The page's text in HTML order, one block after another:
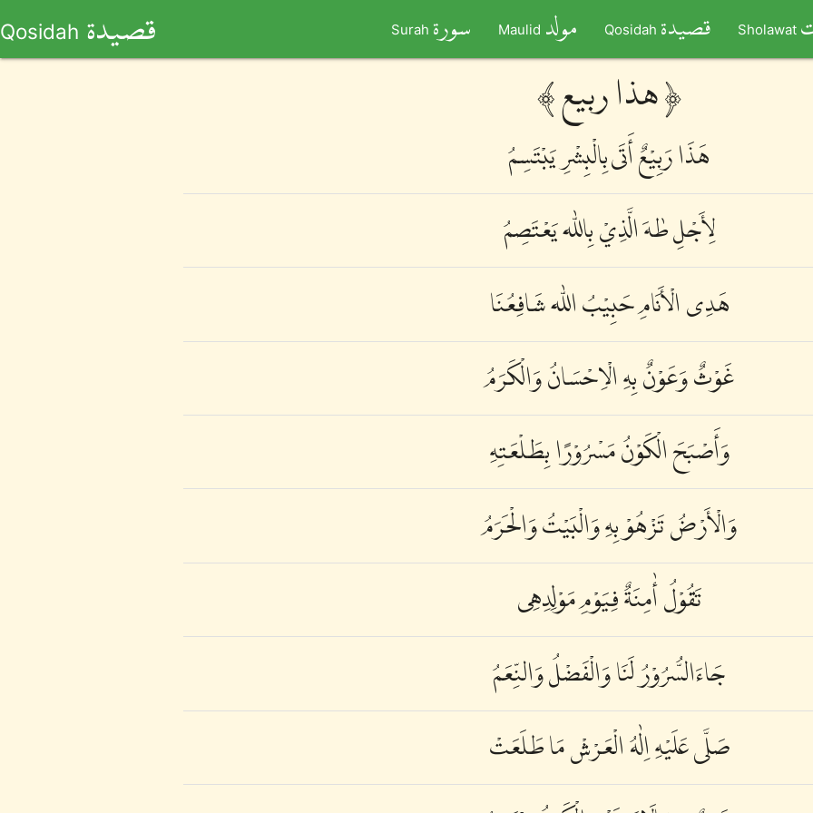
Qosidah قصيدة Surah سورة Maulid مولد Qosidah قصيدة Sholawat
﴾ هذا ربيع ﴿
هَذَا رَبِيْعٌ أَتَى بِالْبِشْرِ يَبْتَسِمُ
لِأَجْلِ طٰهَ الَّذِيْ بِاللّٰه يَعْتَصِمُ
هَدِى الْأَنَامِ حَبِيْبُ اللّٰه شَافِعُنَا
غَوْثٌ وَعَوْنٌ بِهِ الْاِحْسَانُ وَالْكَرَمُ
وَأَصْبَحَ الْكَوْنُ مَسْرُوْرًا بِطَلْعَتِهِ
وَالْأَرْضُ تَزْهُوْ بِهِ وَالْبَيْتُ وَالْحَرَمُ
تَقُوْلُ أٰمِنَةٌ فِيَوْمِ مَوْلِدِهِى
جَاءَالسُّرُوْرُ لَنَا وَالْفَضْلُ وَالنِّعَمُ
صَلَّى عَلَيْهِ اِلٰهُ الْعَرْشْ مَا طَلَعَتْ